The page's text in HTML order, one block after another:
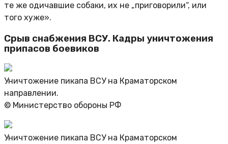
те же одичавшие собаки, их не „приговорили“, или
того хуже».
Срыв снабжения ВСУ. Кадры уничтожения
припасов боевиков
Уничтожение пикапа ВСУ на Краматорском
направлении.
© Министерство обороны РФ
Уничтожение пикапа ВСУ на Краматорском